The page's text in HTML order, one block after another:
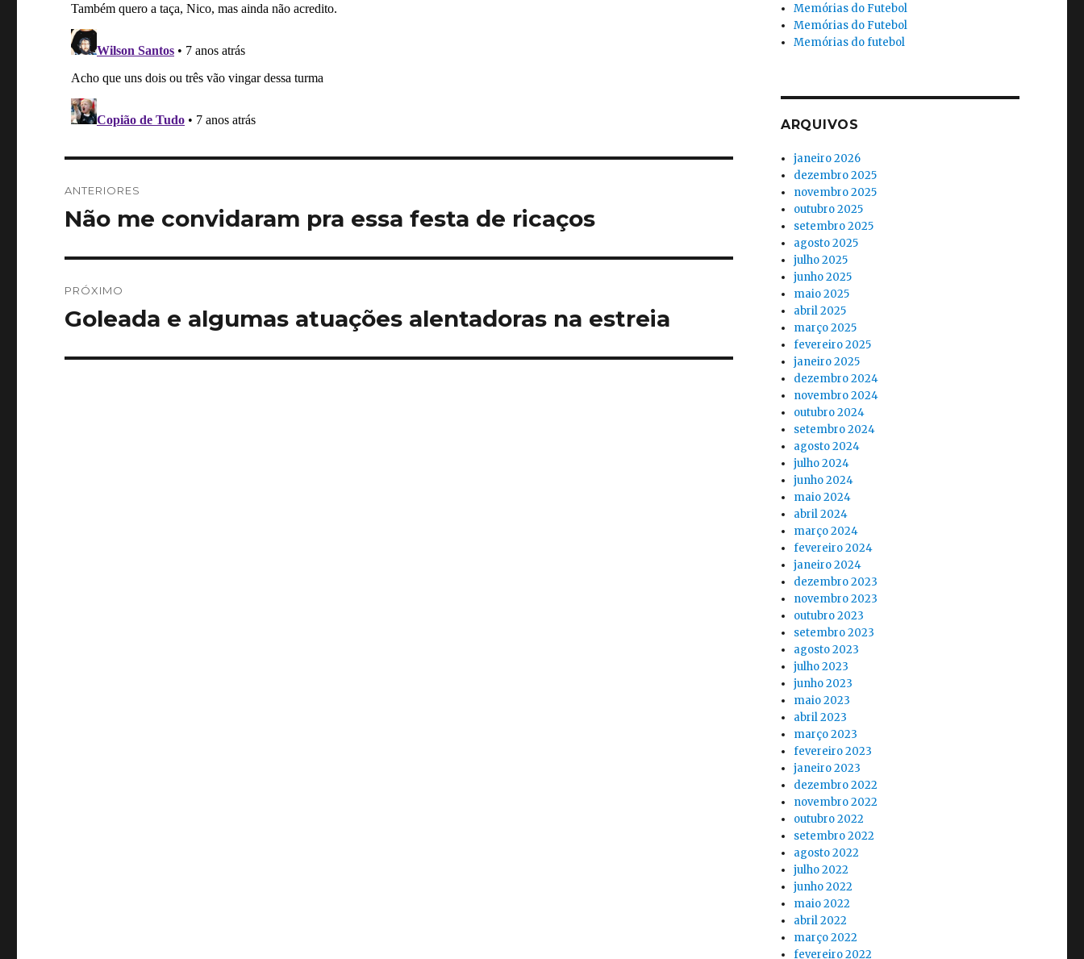
de
ANTERIORES
Post
Não me convidaram pra essa festa de ricaços
PRÓXIMO
Próximo
Goleada e algumas atuações alentadoras na estreia
Memórias do Futebol
Memórias do Futebol
Memórias do futebol
ARQUIVOS
janeiro 2026
dezembro 2025
novembro 2025
outubro 2025
setembro 2025
agosto 2025
julho 2025
junho 2025
maio 2025
abril 2025
março 2025
fevereiro 2025
janeiro 2025
dezembro 2024
novembro 2024
outubro 2024
setembro 2024
agosto 2024
julho 2024
junho 2024
maio 2024
abril 2024
março 2024
fevereiro 2024
janeiro 2024
dezembro 2023
novembro 2023
outubro 2023
setembro 2023
agosto 2023
julho 2023
junho 2023
maio 2023
abril 2023
março 2023
fevereiro 2023
janeiro 2023
dezembro 2022
novembro 2022
outubro 2022
setembro 2022
agosto 2022
julho 2022
junho 2022
maio 2022
abril 2022
março 2022
fevereiro 2022